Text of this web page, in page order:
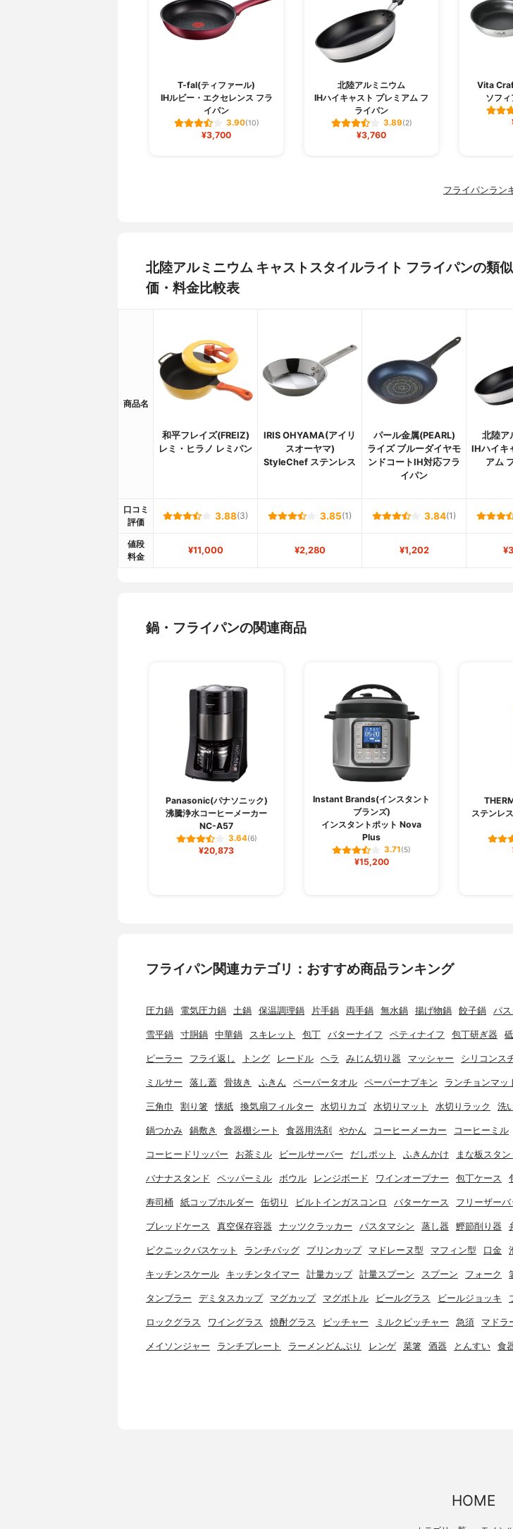
T-fal(ティファール)
IHルビー・エクセレンス フラ
イパン
3.90(10)
¥3,700
北陸アルミニウム
IHハイキャスト プレミアム フ
ライパン
3.89(2)
¥3,760
Vita
ソフ
フライパンラン
北陸アルミニウム キャストスタイルライト フライパンの類
価・料金比較表
商品名
和平フレイズ(FREIZ)
レミ・ヒラノ レミパン
IRIS OHYAMA(アイリ
スオーヤマ)
StyleChef ステンレス
パール金属(PEARL)
ライズ ブルーダイヤモ
ンドコートIH対応フラ
イパン
北陸ア
IHハイキ
アム
口コミ
評価
3.88(3) 3.85(1) 3.84(1)
値段
料金
¥11,000 ¥2,280 ¥1,202
鍋・フライパンの関連商品
Panasonic(パナソニック)
沸騰浄水コーヒーメーカー
NC-A57
3.64(6)
¥20,873
Instant Brands(インスタント
ブランズ)
インスタントポット Nova
Plus
3.71(5)
¥15,200
ステンレ
フライパン関連カテゴリ：おすすめ商品ランキング
圧力鍋 電気圧力鍋 土鍋 保温調理鍋 片手鍋 両手鍋 無水鍋 揚げ物鍋 餃子鍋 パ
雪平鍋 寸胴鍋 中華鍋 スキレット 包丁 バターナイフ ペティナイフ 包丁研ぎ器
ピーラー フライ返し トング レードル ヘラ みじん切り器 マッシャー シリコンス
ミルサー 落し蓋 骨抜き ふきん ペーパータオル ペーパーナプキン ランチョンマッ
三角巾 割り箸 懐紙 換気扇フィルター 水切りカゴ 水切りマット 水切りラック 洗
鍋つかみ 鍋敷き 食器棚シート 食器用洗剤 やかん コーヒーメーカー コーヒーミル
コーヒードリッパー お茶ミル ビールサーバー だしポット ふきんかけ まな板スタン
バナナスタンド ペッパーミル ボウル レンジボード ワインオープナー 包丁ケース
寿司桶 紙コップホルダー 缶切り ビルトインガスコンロ バターケース フリーザーバ
ブレッドケース 真空保存容器 ナッツクラッカー パスタマシン 蒸し器 鰹節削り器
ピクニックバスケット ランチバッグ プリンカップ マドレーヌ型 マフィン型 口金
キッチンスケール キッチンタイマー 計量カップ 計量スプーン スプーン フォーク
タンブラー デミタスカップ マグカップ マグボトル ビールグラス ビールジョッキ
ロックグラス ワイングラス 焼酎グラス ピッチャー ミルクピッチャー 急須 マドラ
メイソンジャー ランチプレート ラーメンどんぶり レンゲ 菜箸 酒器 とんすい 食
HOME